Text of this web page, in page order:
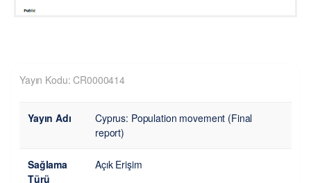
Yayın Kodu: CR0000414
Yayın Adı
Cyprus: Population movement (Final
report)
Sağlama
Türü
Açık Erişim